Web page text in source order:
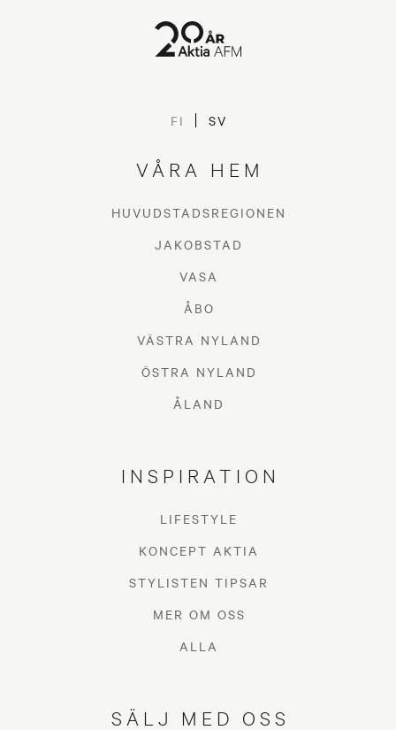
FI SV
VÅRA HEM
HUVUDSTADSREGIONEN
JAKOBSTAD
VASA
ÅBO
VÄSTRA NYLAND
ÖSTRA NYLAND
ÅLAND
INSPIRATION
LIFESTYLE
KONCEPT AKTIA
STYLISTEN TIPSAR
MER OM OSS
ALLA
SÄLJ MED OSS